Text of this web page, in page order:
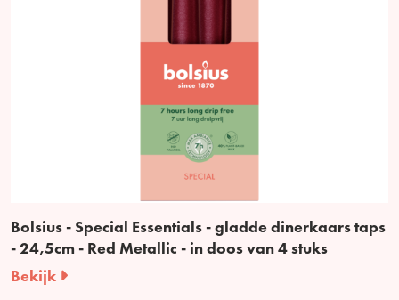
Bolsius - Special Essentials - gladde dinerkaars taps
- 24,5cm - Red Metallic - in doos van 4 stuks
Bekijk